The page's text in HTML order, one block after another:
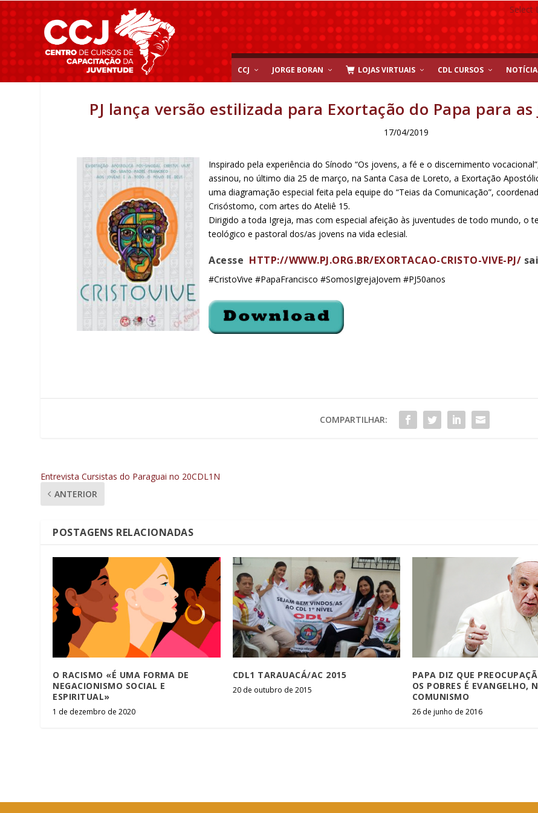
Select
CCJ JORGE BORAN LOJAS VIRTUAIS CDL CURSOS
PJ lança versão estilizada para Exortação do Papa para as
17/04/2019
Inspirado pela experiência do Sínodo “Os jovens, a fé e o discernimento
assinou, no último dia 25 de março, na Santa Casa de Loreto, a Exortação
uma diagramação especial feita pela equipe do “Teias da Comunicação”,
Crisóstomo, com artes do Ateliê 15.
Dirigido a toda Igreja, mas com especial afeição às juventudes de todo mundo, o
teológico e pastoral dos/as jovens na vida eclesial.
Acesse HTTP://WWW.PJ.ORG.BR/EXORTACAO-CRISTO-VIVE-PJ/
#CristoVive #PapaFrancisco #SomosIgrejaJovem #PJ50anos
COMPARTILHAR:
Entrevista Cursistas do Paraguai no 20CDL1N
ANTERIOR
POSTAGENS RELACIONADAS
O RACISMO «É UMA FORMA DE
NEGACIONISMO SOCIAL E
ESPIRITUAL»
1 de dezembro de 2020
CDL1 TARAUACÁ/AC 2015
20 de outubro de 2015
PAPA DIZ QUE
OS POBRES É EVANGELHO,
COMUNISMO
26 de junho de 2016